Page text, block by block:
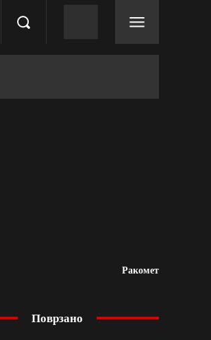
Ракомет
Поврзано